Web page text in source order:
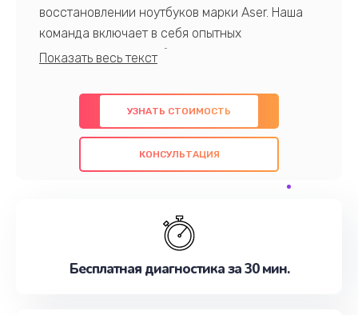
восстановлении ноутбуков марки Aser. Наша
команда включает в себя опытных
профессионалов с обширными знаниями и
предлагаем быстрый и качественный ремонт с
использованием оригинальных компонентов, а
также гарантируем качество всех
проведенных работ. Наша цель - предоставить
наилучшим образом. Не медлите записаться на
УЗНАТЬ СТОИМОСТЬ
КОНСУЛЬТАЦИЯ
Бесплатная диагностика за 30 мин.